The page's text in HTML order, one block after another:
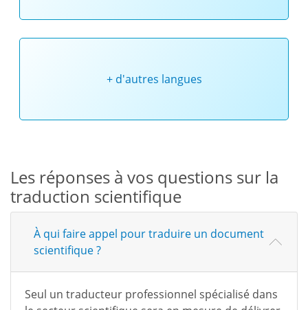
+ d'autres langues
Les réponses à vos questions sur la
traduction scientifique
À qui faire appel pour traduire un document
scientifique ?
Seul un traducteur professionnel spécialisé dans